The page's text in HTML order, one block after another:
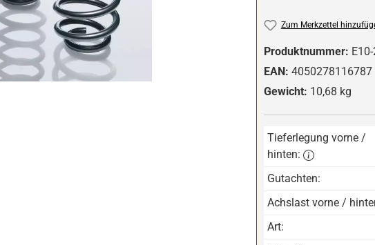
Zum Merkzettel
Produktnummer:
EAN: 4050278116787
Gewicht: 10,68 kg
Tieferlegung vorne /
hinten:
Gutachten:
Achslast vorne /
Art: